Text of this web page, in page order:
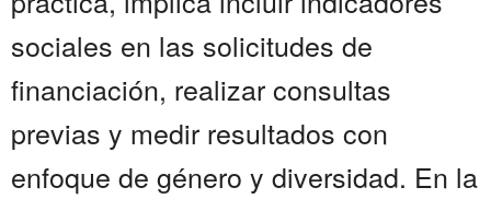
sociales en las solicitudes de
financiación, realizar consultas
previas y medir resultados con
enfoque de género y diversidad. En la